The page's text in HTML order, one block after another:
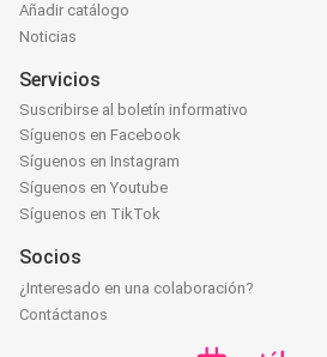
Añadir catálogo
Noticias
Servicios
Suscribirse al boletín informativo
Síguenos en Facebook
Síguenos en Instagram
Síguenos en Youtube
Síguenos en TikTok
Socios
¿Interesado en una colaboración?
Contáctanos